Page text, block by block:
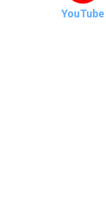
YouTube